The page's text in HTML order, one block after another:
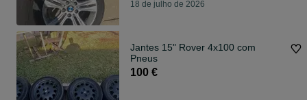
18 de julho de 2026
Jantes 15" Rover 4x100 com
Pneus
100 €